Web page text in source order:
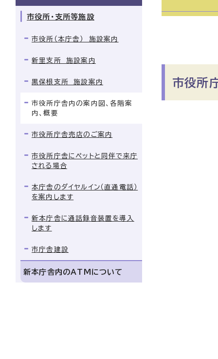
市役所
市役所・支所等施設
市役所（本庁舎） 施設案内
新里支所 施設案内
黒保根支所 施設案内
市役所庁舎内の案内図、各階案
内、概要
市役所庁舎売店のご案内
市役所庁舎にペットと同伴で来庁
される場合
本庁舎のダイヤルイン（直通電話）
を案内します
新本庁舎に通話録音装置を導入
します
市庁舎建設
新本庁舎内のATMについて